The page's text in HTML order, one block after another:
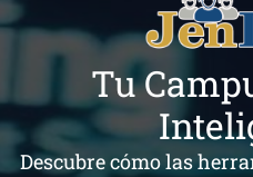
Tu
Descubre cómo las